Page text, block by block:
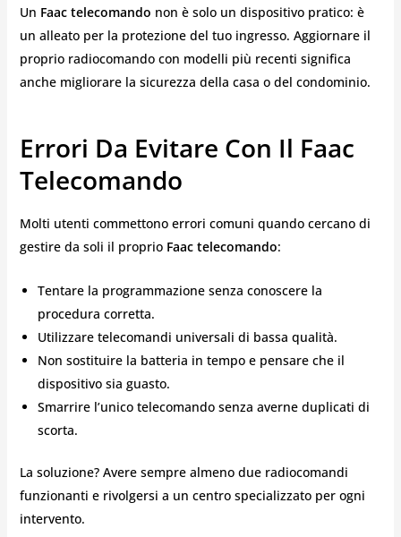
Un Faac telecomando non è solo un dispositivo pratico: è
un alleato per la protezione del tuo ingresso. Aggiornare il
proprio radiocomando con modelli più recenti significa
anche migliorare la sicurezza della casa o del condominio.
Errori Da Evitare Con Il Faac
Telecomando
Molti utenti commettono errori comuni quando cercano di
gestire da soli il proprio Faac telecomando:
Tentare la programmazione senza conoscere la
procedura corretta.
Utilizzare telecomandi universali di bassa qualità.
Non sostituire la batteria in tempo e pensare che il
dispositivo sia guasto.
Smarrire l’unico telecomando senza averne duplicati di
scorta.
La soluzione? Avere sempre almeno due radiocomandi
funzionanti e rivolgersi a un centro specializzato per ogni
intervento.